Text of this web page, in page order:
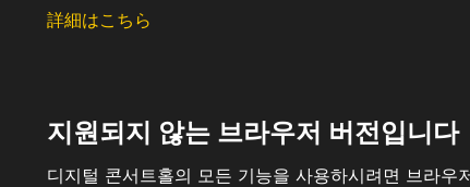
詳細はこちら
지원되지 않는 브라우저 버전입니다
디지털 콘서트홀의 모든 기능을 사용하시려면 브라우